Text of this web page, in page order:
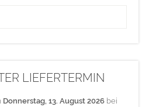
LIEFERTERMIN
Donnerstag, 13. August 2026 bei